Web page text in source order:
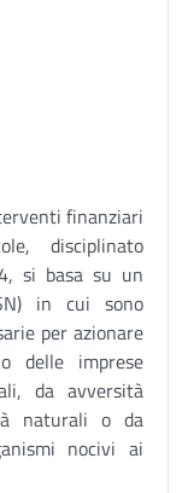
finanziari
disciplinato
si basa su un
in cui sono
per azionare
delle imprese
da avversità
naturali o da
nocivi ai